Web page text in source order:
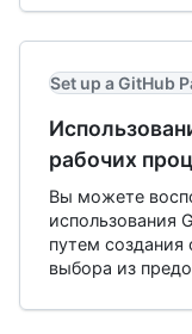
Set up a GitHub
рабочих
Вы можете
использования
путем создания
выбора из